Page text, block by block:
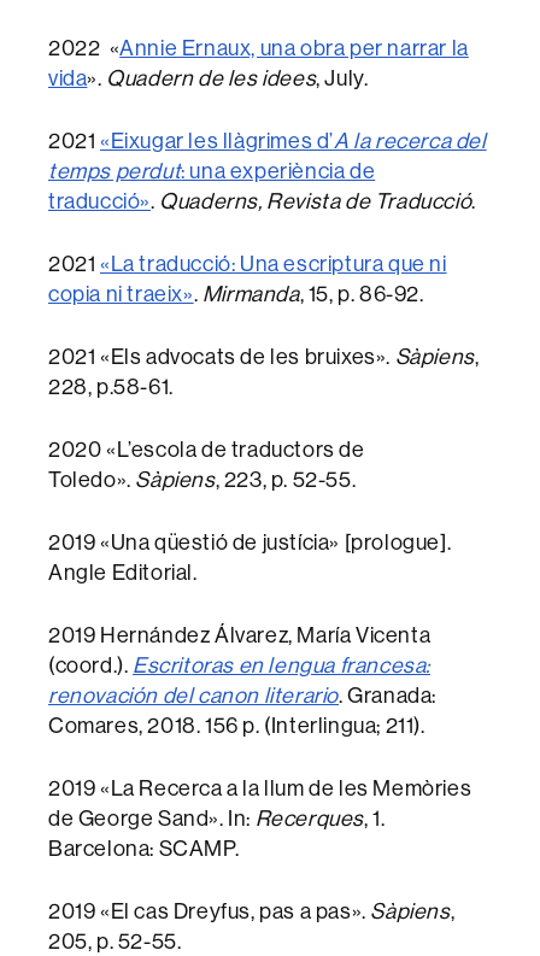
2022 «Annie Ernaux, una obra per narrar la
vida». Quadern de les idees, July.
2021 «Eixugar les llàgrimes d’A la recerca del
temps perdut: una experiència de
traducció». Quaderns, Revista de Traducció.
2021 «La traducció: Una escriptura que ni
copia ni traeix». Mirmanda, 15, p. 86-92.
2021 «Els advocats de les bruixes». Sàpiens,
228, p.58-61.
2020 «L’escola de traductors de
Toledo». Sàpiens, 223, p. 52-55.
2019 «Una qüestió de justícia» [prologue].
Angle Editorial.
2019 Hernández Álvarez, María Vicenta
(coord.). Escritoras en lengua francesa:
renovación del canon literario. Granada:
Comares, 2018. 156 p. (Interlingua; 211).
2019 «La Recerca a la llum de les Memòries
de George Sand». In: Recerques, 1.
Barcelona: SCAMP.
2019 «El cas Dreyfus, pas a pas». Sàpiens,
205, p. 52-55.